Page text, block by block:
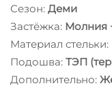
Сезон: Деми
Застёжка: Молния
Материал стельки:
Подошва: ТЭП
Дополнительно: